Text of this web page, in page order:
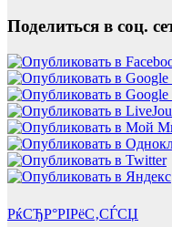
Поделиться в соц.
РќСЂР°РІРёС‚СЃСЏ